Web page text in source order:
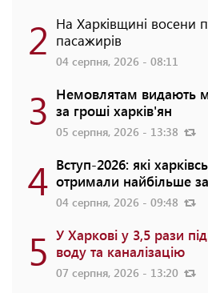
2 На Харківщині восени
пасажирів
04 серпня, 2026 - 08:11
3 Немовлятам видають
за гроші харків'ян
05 серпня, 2026 - 13:38
4 Вступ-2026: які
отримали найбільше
04 серпня, 2026 - 09:48
5 У Харкові у 3,5 рази
воду та каналізацію
07 серпня, 2026 - 13:20